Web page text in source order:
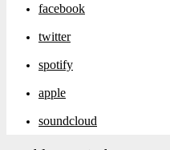
facebook
twitter
spotify
apple
soundcloud